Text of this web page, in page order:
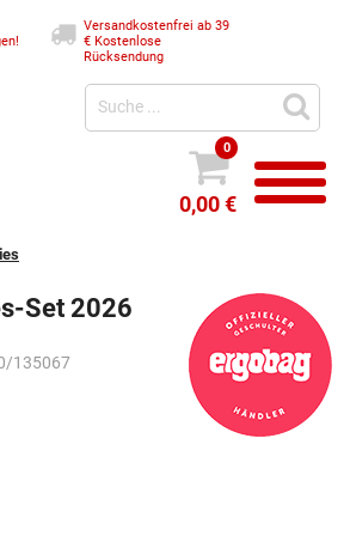
Versandkostenfrei ab 39
€Kostenlose
Rücksendung
0
0,00 €
Set 2026
135067